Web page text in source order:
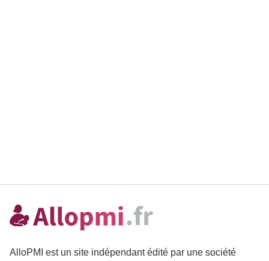
AlloPMI est un site indépendant édité par une société